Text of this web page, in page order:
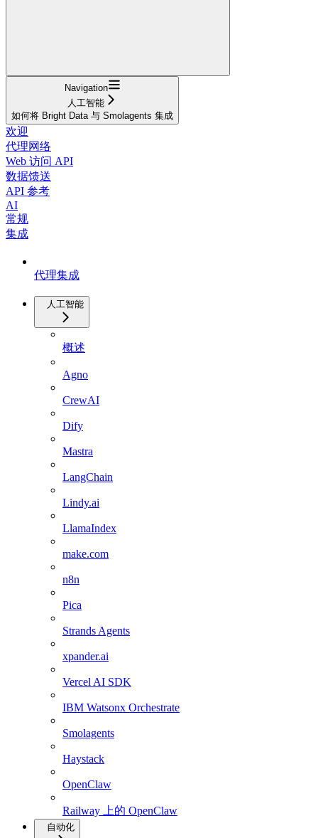
Navigation
人工智能
如何将 Bright Data 与 Smolagents 集成
欢迎
代理网络
Web 访问 API
数据馈送
API 参考
AI
常规
集成
代理集成
人工智能
概述
Agno
CrewAI
Dify
Mastra
LangChain
Lindy.ai
LlamaIndex
make.com
n8n
Pica
Strands Agents
xpander.ai
Vercel AI SDK
IBM Watsonx Orchestrate
Smolagents
Haystack
OpenClaw
Railway 上的 OpenClaw
自动化